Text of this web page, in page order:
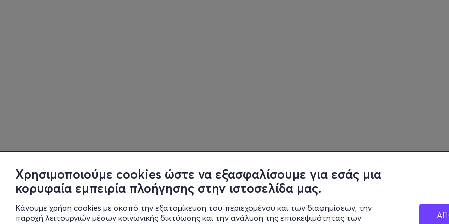
Χρησιμοποιούμε cookies ώστε να εξασφαλίσουμε για εσάς μια
κορυφαία εμπειρία πλοήγησης στην ιστοσελίδα μας.
Κάνουμε χρήση cookies με σκοπό την εξατομίκευση του περιεχομένου και των διαφημίσεων, την
παροχή λειτουργιών μέσων κοινωνικής δικτύωσης και την ανάλυση της επισκεψιμότητας των